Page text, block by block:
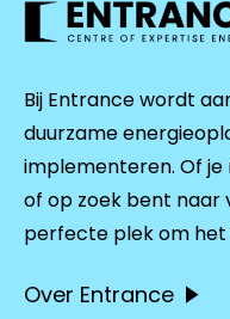
Bij Entrance wordt
duurzame
implementeren. Of
of op zoek bent naar
perfecte plek om het
Over Entrance